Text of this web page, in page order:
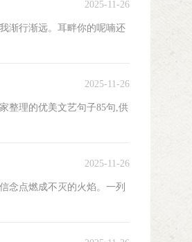
2025-11-26
渐行渐远。耳畔你的呢喃还
2025-11-26
整理的优美文艺句子85句,供
2025-11-26
念点燃成不灭的火焰。一列